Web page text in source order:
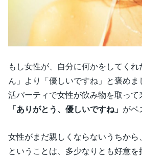
もし女性が、自分に何かをしてく
ん」より「優しいですね」と褒め
活パーティで女性が飲み物を取って
「ありがとう、優しいですね」 がベ
女性がまだ親しくならないうちから
ということは、多少なりとも好意